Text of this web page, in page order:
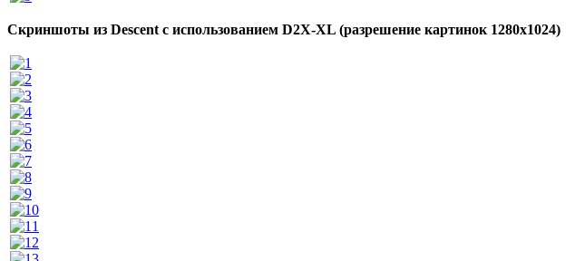
Скриншоты из Descent с использованием D2X-XL (разрешение картинок 1280x1024)